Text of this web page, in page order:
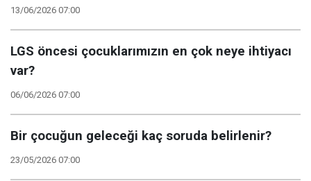
13/06/2026 07:00
LGS öncesi çocuklarımızın en çok neye ihtiyacı
var?
06/06/2026 07:00
Bir çocuğun geleceği kaç soruda belirlenir?
23/05/2026 07:00